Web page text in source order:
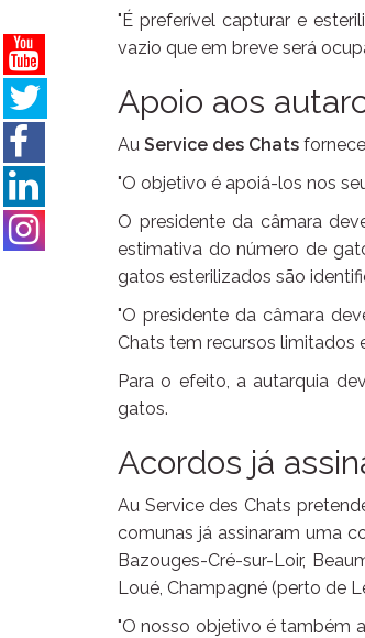
"É preferível capturar e
vazio que em breve será
Apoio aos
Au Service des Chats
"O objetivo é apoiá-los nos
O presidente da câmara
estimativa do número de
gatos esterilizados são
"O presidente da câmara
Chats tem recursos limitados
Para o efeito, a autarquia
gatos.
Acordos já
Au Service des Chats
comunas já assinaram uma
Bazouges-Cré-sur-Loir,
Loué, Champagné (perto de
"O nosso objetivo é também